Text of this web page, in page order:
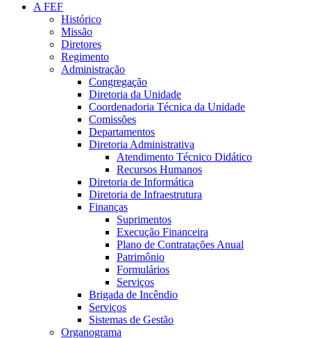
A FEF
Histórico
Missão
Diretores
Regimento
Administração
Congregação
Diretoria da Unidade
Coordenadoria Técnica da Unidade
Comissões
Departamentos
Diretoria Administrativa
Atendimento Técnico Didático
Recursos Humanos
Diretoria de Informática
Diretoria de Infraestrutura
Finanças
Suprimentos
Execução Financeira
Plano de Contratações Anual
Patrimônio
Formulários
Serviços
Brigada de Incêndio
Serviços
Sistemas de Gestão
Organograma